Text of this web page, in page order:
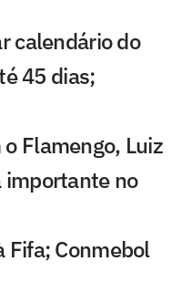
calendário do
45 dias;
Flamengo, Luiz
importante no
Fifa; Conmebol